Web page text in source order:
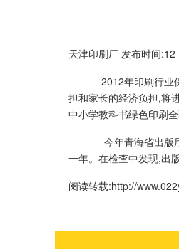
天津印刷厂 发布时间
2012年印刷行业
担和家长的经济负担,将
中小学教科书绿色印刷全
今年青海省出版
一年。在检查中发现,出
阅读转载:http://